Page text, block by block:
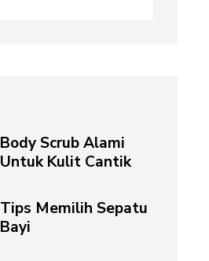
Body Scrub Alami
Untuk Kulit Cantik
Tips Memilih Sepatu
Bayi